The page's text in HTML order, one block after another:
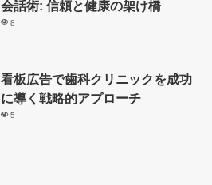
会話術: 信頼と健康の架け橋
8
看板広告で歯科クリニックを成功
に導く戦略的アプローチ
5